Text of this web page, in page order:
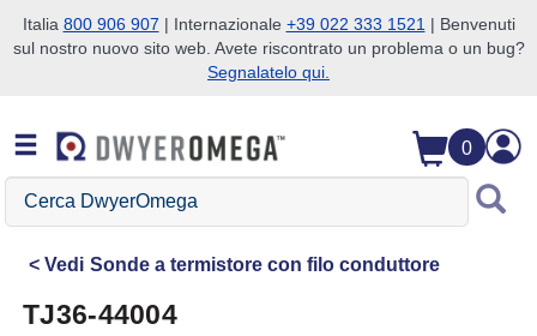
Salta alla ricerca
Salta al contenuto principale
Salta alla navigazione
Italia 800 906 907 | Internazionale +39 022 333 1521 | Benvenuti
sul nostro nuovo sito web. Avete riscontrato un problema o un bug?
Segnalatelo qui.
0
Cerca
DwyerOmega
Vedi Sonde a termistore con filo conduttore
TJ36-44004